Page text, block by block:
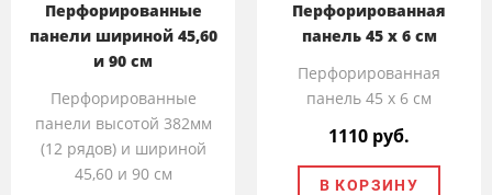
Перфорированные
панели шириной 45,60
и 90 см
Перфорированные
панели высотой 382мм
(12 рядов) и шириной
45,60 и 90 см
Перфорированная
панель 45 x 6 см
Перфорированная
панель 45 x 6 см
1110 руб.
В КОРЗИНУ